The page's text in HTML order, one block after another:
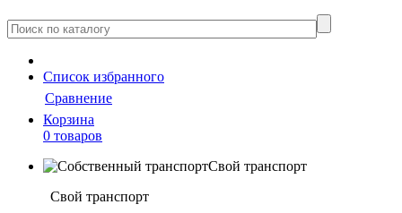
Cписок избранного
Сравнение
Корзина
0 товаров
Свой транспорт
Свой транспорт